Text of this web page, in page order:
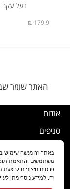
נעל עקב
179.9 ₪
האתר שומר
אודות
סניפים
שירות לקוחות
מועדון לקוחות
משתמשים והתאמת תוכן
פרסום חיצוניים
זה. למידע נוסף ניתן